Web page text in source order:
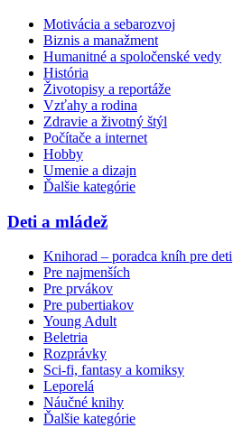
Motivácia a sebarozvoj
Biznis a manažment
Humanitné a spoločenské vedy
História
Životopisy a reportáže
Vzťahy a rodina
Zdravie a životný štýl
Počítače a internet
Hobby
Umenie a dizajn
Ďalšie kategórie
Deti a mládež
Knihorad – poradca kníh pre deti
Pre najmenších
Pre prvákov
Pre pubertiakov
Young Adult
Beletria
Rozprávky
Sci-fi, fantasy a komiksy
Leporelá
Náučné knihy
Ďalšie kategórie